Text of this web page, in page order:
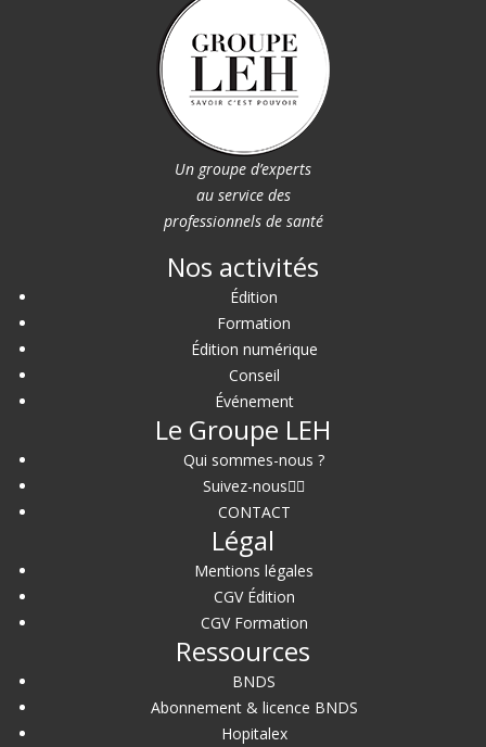
Un groupe d’experts
au service des
professionnels de santé
Nos activités
Édition
Formation
Édition numérique
Conseil
Événement
Le Groupe LEH
Qui sommes-nous ?
Suivez-nous
CONTACT
Légal
Mentions légales
CGV Édition
CGV Formation
Ressources
BNDS
Abonnement & licence BNDS
Hopitalex